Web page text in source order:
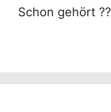
Schon gehört ??